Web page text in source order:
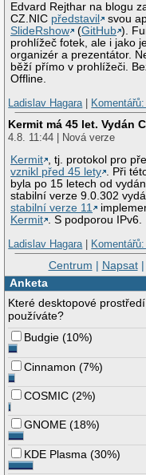
Edvard Rejthar na blogu
CZ.NIC představil
svou
SlideRshow
(GitHub ).
prohlížeč fotek, ale i jako
organizér a prezentátor.
běží přímo v prohlížeči.
Offline.
Ladislav Hagara|
Kermit má 45 let. Vydán
4.8. 11:44 | Nová verze
Kermit , tj. protokol pro
vznikl před 45 lety . Při
byla po 15 letech od
stabilní verze 9.0.302
stabilní verze 11
Kermit . S podporou IPv6.
Ladislav Hagara|
Centrum | Napsat|
Anketa
Které desktopové
používáte?
Budgie (10%)
Cinnamon (7%)
COSMIC (2%)
GNOME (18%)
KDE Plasma (30%)